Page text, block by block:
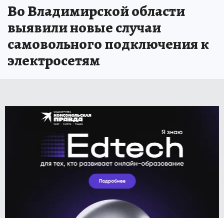
Во Владимирской области
выявили новые случаи
самовольного подключения к
электросетям